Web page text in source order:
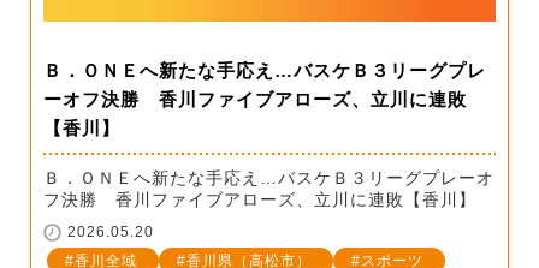
Ｂ．ＯＮＥへ新たな手応え…バスケＢ３リーグプレ
ーオフ決勝 香川ファイブアローズ、立川に連敗
【香川】
Ｂ．ＯＮＥへ新たな手応え…バスケＢ３リーグプレーオ
フ決勝 香川ファイブアローズ、立川に連敗【香川】
2026.05.20
香川全域
香川県（高松市）
スポーツ